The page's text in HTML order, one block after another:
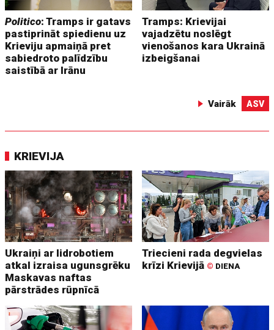
Politico: Tramps ir gatavs
pastiprināt spiedienu uz
Krieviju apmaiņā pret
sabiedroto palīdzību
saistībā ar Irānu
Tramps: Krievijai
vajadzētu noslēgt
vienošanos kara Ukrainā
izbeigšanai
Vairāk ASV
KRIEVIJA
Ukraiņi ar lidrobotiem
atkal izraisa ugunsgrēku
Maskavas naftas
pārstrādes rūpnīcā
Triecieni rada degvielas
krīzi Krievijā © DIENA